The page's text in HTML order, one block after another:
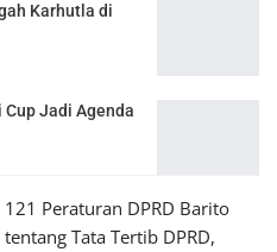
Karhutla di
Jadi Agenda
Peraturan DPRD Barito
Tata Tertib DPRD,